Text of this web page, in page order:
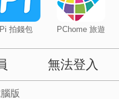
Pi 拍錢包 PChome 旅遊
無法登入
版